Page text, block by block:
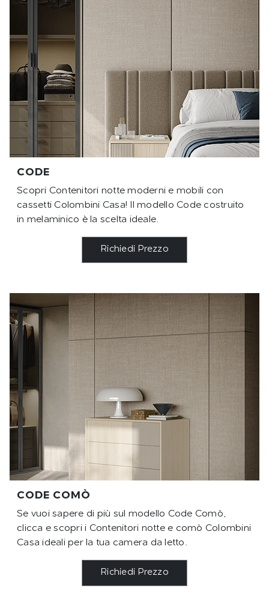
CODE
Scopri Contenitori notte moderni e mobili con
cassetti Colombini Casa! Il modello Code costruito
in melaminico è la scelta ideale.
Richiedi Prezzo
CODE COMÒ
Se vuoi sapere di più sul modello Code Comò,
clicca e scopri i Contenitori notte e comò Colombini
Casa ideali per la tua camera da letto.
Richiedi Prezzo